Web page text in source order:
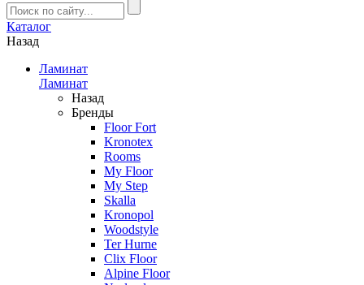
Каталог
Назад
Ламинат
Ламинат
Назад
Бренды
Floor Fort
Kronotex
Rooms
My Floor
My Step
Skalla
Kronopol
Woodstyle
Ter Hurne
Clix Floor
Alpine Floor